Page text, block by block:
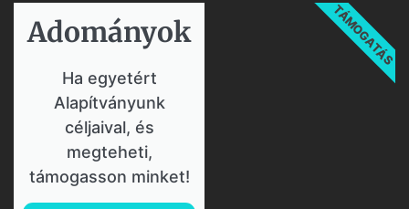
Adományok​
Ha egyetért
Alapítványunk
céljaival, és
megteheti,
támogasson minket!
TÁMOGATÁS